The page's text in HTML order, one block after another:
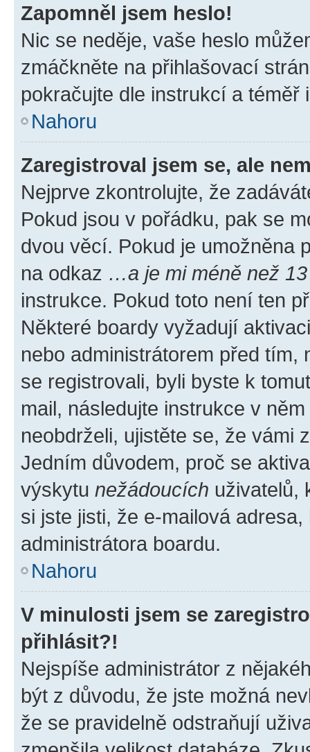
Zapomněl jsem heslo!
Nic se neděje, vaše heslo
zmáčkněte na přihlašovací
pokračujte dle instrukcí a téměř
Nahoru
Zaregistroval jsem se, ale
Nejprve zkontrolujte, že
Pokud jsou v pořádku, pak se
dvou věcí. Pokud je umožněna
na odkaz …a je mi méně než
instrukce. Pokud toto není ten
Některé boardy vyžadují
nebo administrátorem před tím,
se registrovali, byli byste k
mail, následujte instrukce v
neobdrželi, ujistěte se, že vámi
Jedním důvodem, proč se
výskytu nežádoucích uživatelů,
si jste jisti, že e-mailová
administrátora boardu.
Nahoru
V minulosti jsem se
přihlásit?!
Nejspíše administrátor z
být z důvodu, že jste možná
že se pravidelně odstraňují